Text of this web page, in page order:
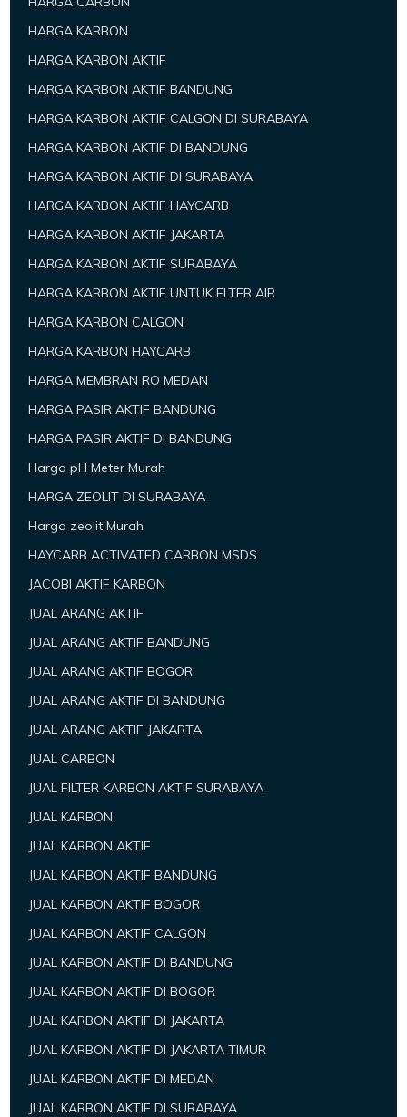
HARGA KARBON
HARGA KARBON AKTIF
HARGA KARBON AKTIF BANDUNG
HARGA KARBON AKTIF CALGON DI SURABAYA
HARGA KARBON AKTIF DI BANDUNG
HARGA KARBON AKTIF DI SURABAYA
HARGA KARBON AKTIF HAYCARB
HARGA KARBON AKTIF JAKARTA
HARGA KARBON AKTIF SURABAYA
HARGA KARBON AKTIF UNTUK FLTER AIR
HARGA KARBON CALGON
HARGA KARBON HAYCARB
HARGA MEMBRAN RO MEDAN
HARGA PASIR AKTIF BANDUNG
HARGA PASIR AKTIF DI BANDUNG
Harga pH Meter Murah
HARGA ZEOLIT DI SURABAYA
Harga zeolit Murah
HAYCARB ACTIVATED CARBON MSDS
JACOBI AKTIF KARBON
JUAL ARANG AKTIF
JUAL ARANG AKTIF BANDUNG
JUAL ARANG AKTIF BOGOR
JUAL ARANG AKTIF DI BANDUNG
JUAL ARANG AKTIF JAKARTA
JUAL CARBON
JUAL FILTER KARBON AKTIF SURABAYA
JUAL KARBON
JUAL KARBON AKTIF
JUAL KARBON AKTIF BANDUNG
JUAL KARBON AKTIF BOGOR
JUAL KARBON AKTIF CALGON
JUAL KARBON AKTIF DI BANDUNG
JUAL KARBON AKTIF DI BOGOR
JUAL KARBON AKTIF DI JAKARTA
JUAL KARBON AKTIF DI JAKARTA TIMUR
JUAL KARBON AKTIF DI MEDAN
JUAL KARBON AKTIF DI SURABAYA